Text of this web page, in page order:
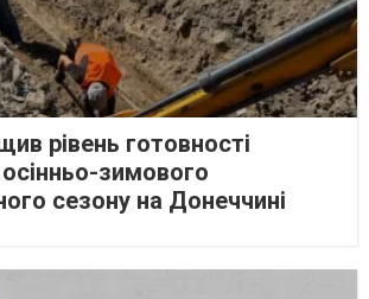
рівень готовності
осінньо-зимового
сезону на Донеччині